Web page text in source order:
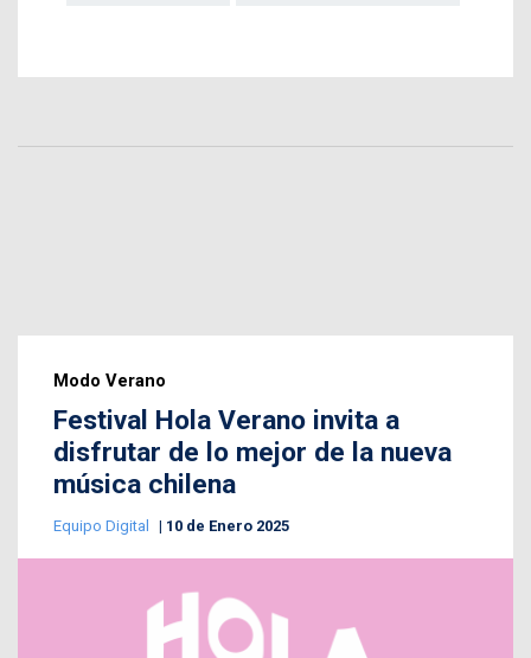
Modo Verano
Festival Hola Verano invita a
disfrutar de lo mejor de la nueva
música chilena
Equipo Digital 10 de Enero 2025